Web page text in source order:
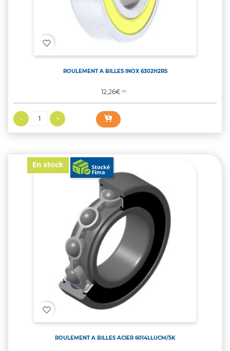
favorite_border
ROULEMENT A BILLES INOX 6302H2RS
Prix
12,26€TTC
favorite_border
ROULEMENT A BILLES ACIER 6014LLUCM/5K